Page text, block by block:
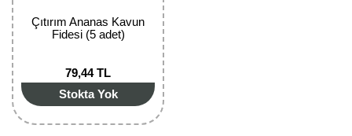
Çıtırım Ananas Kavun
Fidesi (5 adet)
79,44 TL
Stokta Yok